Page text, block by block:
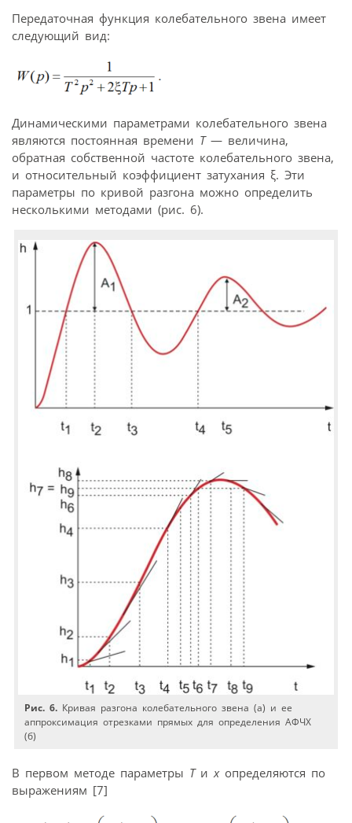
Передаточная функция колебательного звена имеет
следующий вид:
Динамическими параметрами колебательного звена
являются постоянная времени Т— величина,
обратная собственной частоте колебательного звена,
и относительный коэффициент затухания ξ. Эти
параметры по кривой разгона можно определить
несколькими методами (рис. 6).
Рис. 6. Кривая разгона колебательного звена (а) и ее
аппроксимация отрезками прямых для определения АФЧХ
(б)
В первом методе параметры Ти xопределяются по
выражениям [7]